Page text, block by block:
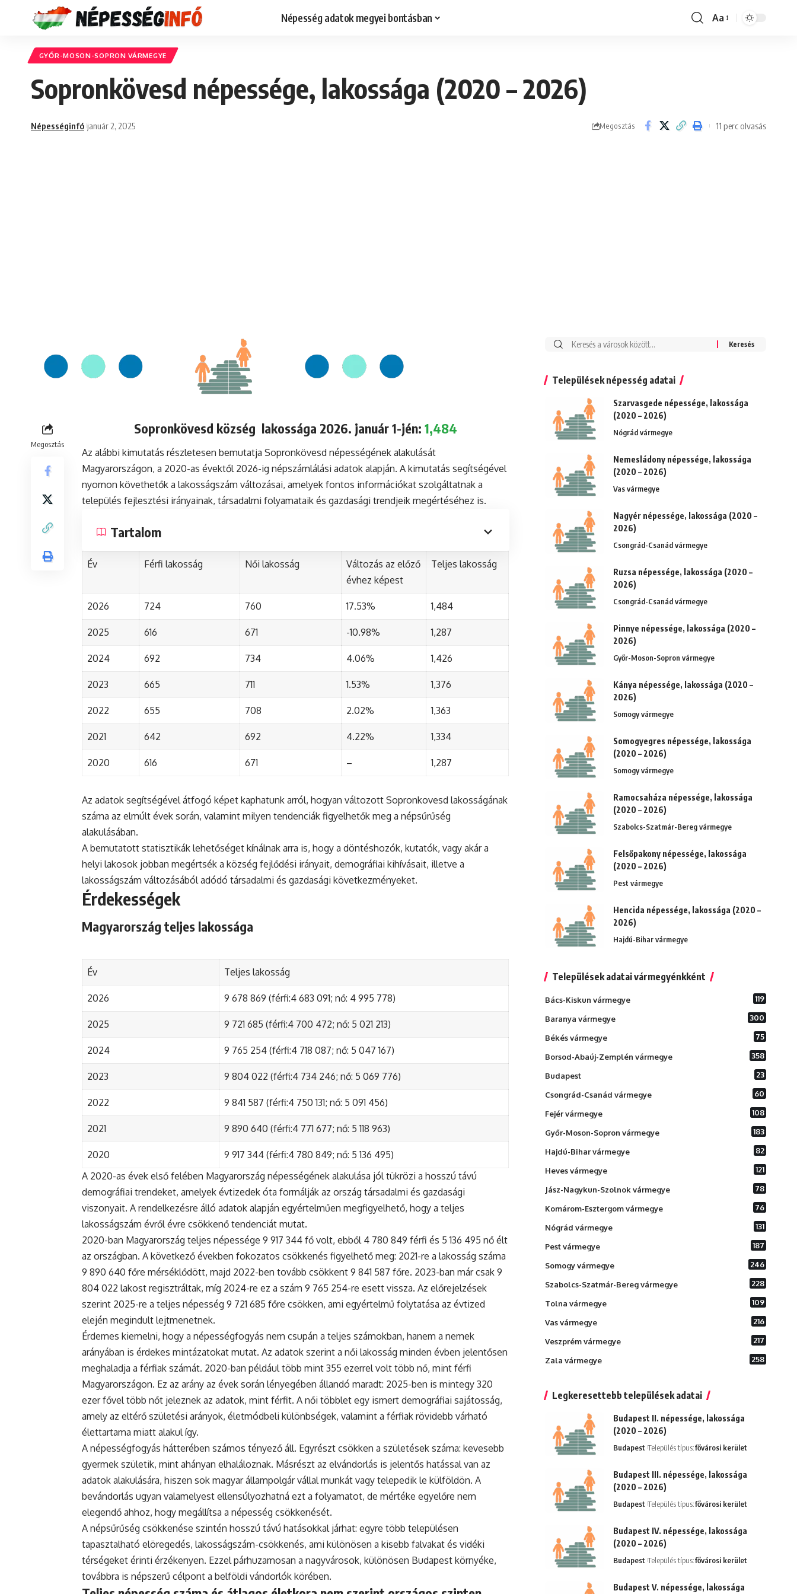
Népesség adatok megyei bontásban
Font
Aa
GYŐR-MOSON-SOPRON VÁRMEGYE
Sopronkövesd népessége, lakossága (2020 – 2026)
Népességinfó január 2, 2025 Megosztás 11 perc olvasás
Megosztás
Sopronkövesd község lakossága 2026. január 1-jén: 1,484
Az alábbi kimutatás részletesen bemutatja Sopronkövesd népességének alakulását
Magyarországon, a 2020-as évektől 2026-ig népszámlálási adatok alapján. A kimutatás segítségével
nyomon követhetők a lakosságszám változásai, amelyek fontos információkat szolgáltatnak a
település fejlesztési irányainak, társadalmi folyamataik és gazdasági trendjeik megértéséhez is.
Tartalom
Év Férfi lakosság Női lakosság
Változás az előző
évhez képest
Teljes lakosság
2026 724 760 17.53% 1,484
2025 616 671 -10.98% 1,287
2024 692 734 4.06% 1,426
2023 665 711 1.53% 1,376
2022 655 708 2.02% 1,363
2021 642 692 4.22% 1,334
2020 616 671 – 1,287
Az adatok segítségével átfogó képet kaphatunk arról, hogyan változott Sopronkovesd lakosságának
száma az elmúlt évek során, valamint milyen tendenciák figyelhetők meg a népsűrűség
alakulásában.
A bemutatott statisztikák lehetőséget kínálnak arra is, hogy a döntéshozók, kutatók, vagy akár a
helyi lakosok jobban megértsék a község fejlődési irányait, demográfiai kihívásait, illetve a
lakosságszám változásából adódó társadalmi és gazdasági következményeket.
Érdekességek
Magyarország teljes lakossága
Év Teljes lakosság
2026 9 678 869 (férfi:4 683 091; nő: 4 995 778)
2025 9 721 685 (férfi:4 700 472; nő: 5 021 213)
2024 9 765 254 (férfi:4 718 087; nő: 5 047 167)
2023 9 804 022 (férfi:4 734 246; nő: 5 069 776)
2022 9 841 587 (férfi:4 750 131; nő: 5 091 456)
2021 9 890 640 (férfi:4 771 677; nő: 5 118 963)
2020
9 917 344 (férfi:4 780 849; nő: 5 136 495)
A 2020-as évek első felében Magyarország népességének alakulása jól tükrözi a hosszú távú
demográfiai trendeket, amelyek évtizedek óta formálják az ország társadalmi és gazdasági
viszonyait. A rendelkezésre álló adatok alapján egyértelműen megfigyelhető, hogy a teljes
lakosságszám évről évre csökkenő tendenciát mutat.
2020-ban Magyarország teljes népessége 9 917 344 fő volt, ebből 4 780 849 férfi és 5 136 495 nő élt
az országban. A következő években fokozatos csökkenés figyelhető meg: 2021-re a lakosság száma
9 890 640 főre mérséklődött, majd 2022-ben tovább csökkent 9 841 587 főre. 2023-ban már csak 9
804 022 lakost regisztráltak, míg 2024-re ez a szám 9 765 254-re esett vissza. Az előrejelzések
szerint 2025-re a teljes népesség 9 721 685 főre csökken, ami egyértelmű folytatása az évtized
elején megindult lejtmenetnek.
Érdemes kiemelni, hogy a népességfogyás nem csupán a teljes számokban, hanem a nemek
arányában is érdekes mintázatokat mutat. Az adatok szerint a női lakosság minden évben jelentősen
meghaladja a férfiak számát. 2020-ban például több mint 355 ezerrel volt több nő, mint férfi
Magyarországon. Ez az arány az évek során lényegében állandó maradt: 2025-ben is mintegy 320
ezer fővel több nőt jeleznek az adatok, mint férfit. A női többlet egy ismert demográfiai sajátosság,
amely az eltérő születési arányok, életmódbeli különbségek, valamint a férfiak rövidebb várható
élettartama miatt alakul így.
A népességfogyás hátterében számos tényező áll. Egyrészt csökken a születések száma: kevesebb
gyermek születik, mint ahányan elhaláloznak. Másrészt az elvándorlás is jelentős hatással van az
adatok alakulására, hiszen sok magyar állampolgár vállal munkát vagy telepedik le külföldön. A
bevándorlás ugyan valamelyest ellensúlyozhatná ezt a folyamatot, de mértéke egyelőre nem
elegendő ahhoz, hogy megállítsa a népesség csökkenését.
A népsűrűség csökkenése szintén hosszú távú hatásokkal járhat: egyre több településen
tapasztalható elöregedés, lakosságszám-csökkenés, ami különösen a kisebb falvakat és vidéki
térségeket érinti érzékenyen. Ezzel párhuzamosan a nagyvárosok, különösen Budapest környéke,
továbbra is népszerű célpont a belföldi vándorlók körében.
Keresés:
Települések népesség adatai
Szarvasgede népessége, lakossága
(2020 – 2026)
Nógrád vármegye
Nemesládony népessége, lakossága
(2020 – 2026)
Vas vármegye
Nagyér népessége, lakossága (2020 –
2026)
Csongrád-Csanád vármegye
Ruzsa népessége, lakossága (2020 –
2026)
Csongrád-Csanád vármegye
Pinnye népessége, lakossága (2020 –
2026)
Győr-Moson-Sopron vármegye
Kánya népessége, lakossága (2020 –
2026)
Somogy vármegye
Somogyegres népessége, lakossága
(2020 – 2026)
Somogy vármegye
Ramocsaháza népessége, lakossága
(2020 – 2026)
Szabolcs-Szatmár-Bereg vármegye
Felsőpakony népessége, lakossága
(2020 – 2026)
Pest vármegye
Hencida népessége, lakossága (2020 –
2026)
Hajdú-Bihar vármegye
Települések adatai vármegyénkként
Bács-Kiskun vármegye 119
Baranya vármegye 300
Békés vármegye 75
Borsod-Abaúj-Zemplén vármegye 358
Budapest 23
Csongrád-Csanád vármegye 60
Fejér vármegye 108
Győr-Moson-Sopron vármegye 183
Hajdú-Bihar vármegye 82
Heves vármegye 121
Jász-Nagykun-Szolnok vármegye 78
Komárom-Esztergom vármegye 76
Nógrád vármegye 131
Pest vármegye 187
Somogy vármegye 246
Szabolcs-Szatmár-Bereg vármegye 228
Tolna vármegye 109
Vas vármegye 216
Veszprém vármegye 217
Zala vármegye 258
Legkeresettebb települések adatai
Budapest II. népessége, lakossága
(2020 – 2026)
Budapest Település típus:fővárosi kerület
Budapest III. népessége, lakossága
(2020 – 2026)
Budapest Település típus:fővárosi kerület
Budapest IV. népessége, lakossága
(2020 – 2026)
Budapest Település típus:fővárosi kerület
Budapest V. népessége, lakossága